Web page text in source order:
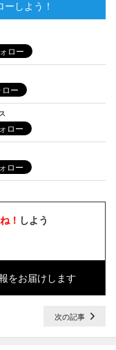
しよう！
！ しよう
をお届けします
次の記事